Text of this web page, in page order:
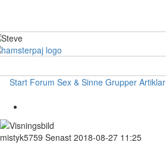
Start Forum Sex & Sinne Grupper Artiklar
mistyk5759 Senast 2018-08-27 11:25